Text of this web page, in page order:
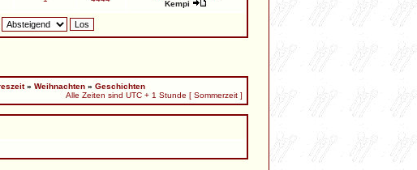
Kempi
» Weihnachten » Geschichten
Alle Zeiten sind UTC + 1 Stunde [ Sommerzeit ]